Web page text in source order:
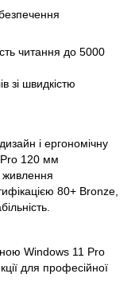
читання до 5000
зі швидкістю
і ергономічну
Pro 120 мм
живлення
80+ Bronze,
Windows 11 Pro
для професійної